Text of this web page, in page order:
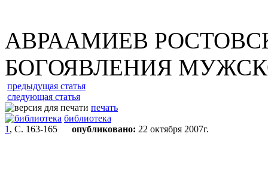
АВРААМИЕВ
БОГОЯВЛЕНИЯ
предыдущая статья
следующая статья
печать
библиотека
1 , С. 163-165 опубликовано: 22 октября 2007г.